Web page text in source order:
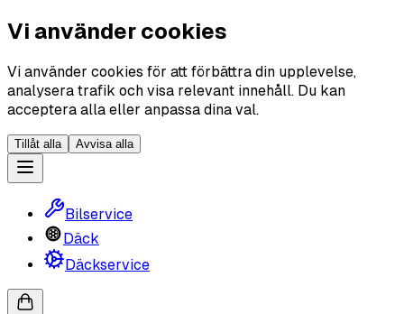
Vi använder cookies
Vi använder cookies för att förbättra din upplevelse,
analysera trafik och visa relevant innehåll. Du kan
acceptera alla eller anpassa dina val.
Tillåt alla Avvisa alla
Bilservice
Däck
Däckservice